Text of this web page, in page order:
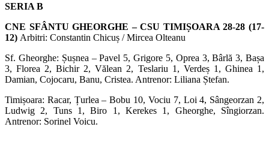
SERIA B
CNE SFÂNTU GHEORGHE – CSU TIMIȘOARA 28-28 (17-
12) Arbitri: Constantin Chicuș / Mircea Olteanu
Sf. Gheorghe: Șușnea – Pavel 5, Grigore 5, Oprea 3, Bârlă 3, Bașa
3, Florea 2, Bichir 2, Vălean 2, Teslariu 1, Verdeș 1, Ghinea 1,
Damian, Cojocaru, Banu, Cristea. Antrenor: Liliana Ștefan.
Timișoara: Racar, Țurlea – Bobu 10, Vociu 7, Loi 4, Sângeorzan 2,
Ludwig 2, Tuns 1, Biro 1, Kerekes 1, Gheorghe, Sîngiorzan.
Antrenor: Sorinel Voicu.